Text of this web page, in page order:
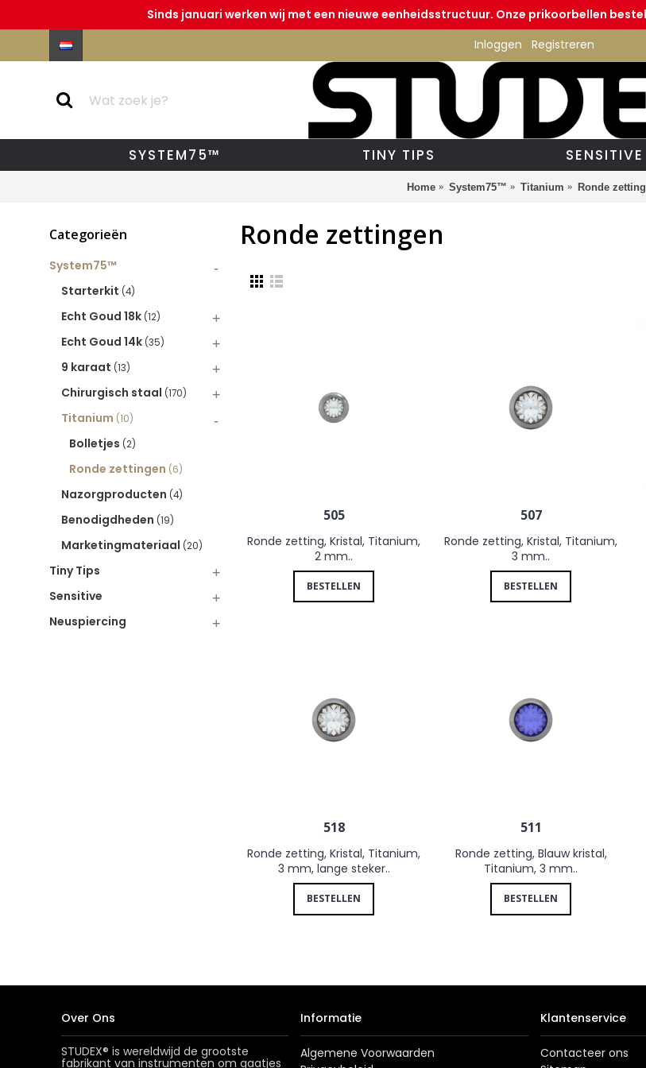
Sinds januari werken wij met een nieuwe eenheidsstructuur. Onze prikoorbellen
Inloggen
Registreren
SYSTEM75™ TINY TIPS SENSITIVE
Home System75™ Titanium Ronde
Categorieën
System75™
-
Starterkit (4)
Echt Goud 18k (12)
+
Echt Goud 14k (35)
+
9 karaat (13)
+
Chirurgisch staal (170)
+
Titanium (10)
-
Bolletjes (2)
Ronde zettingen (6)
Nazorgproducten (4)
Benodigdheden (19)
Marketingmateriaal (20)
Tiny Tips
+
Sensitive
+
Neuspiercing
+
Ronde zettingen
505
Ronde zetting, Kristal, Titanium,
2 mm..
BESTELLEN
507
Ronde zetting, Kristal, Titanium,
3 mm..
BESTELLEN
518
Ronde zetting, Kristal, Titanium,
3 mm, lange steker..
BESTELLEN
511
Ronde zetting, Blauw kristal,
Titanium, 3 mm..
BESTELLEN
Over Ons
STUDEX® is wereldwijd de grootste
fabrikant van instrumenten om gaatjes
Informatie
Algemene Voorwaarden
Klantenservice
Contacteer ons